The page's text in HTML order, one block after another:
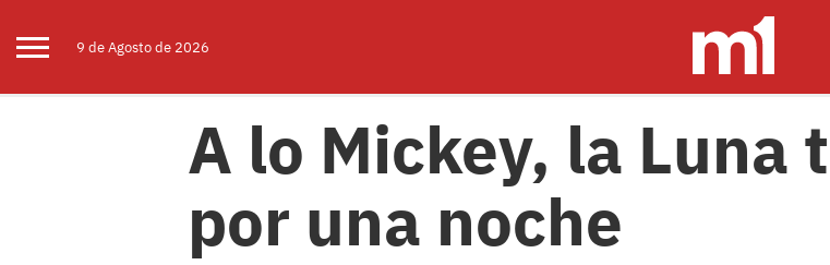
9 deAgostode 2026
A lo Mickey, la Luna
por una noche